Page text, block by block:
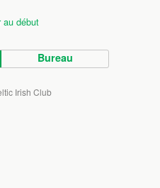
au début
Bureau
Irish Club